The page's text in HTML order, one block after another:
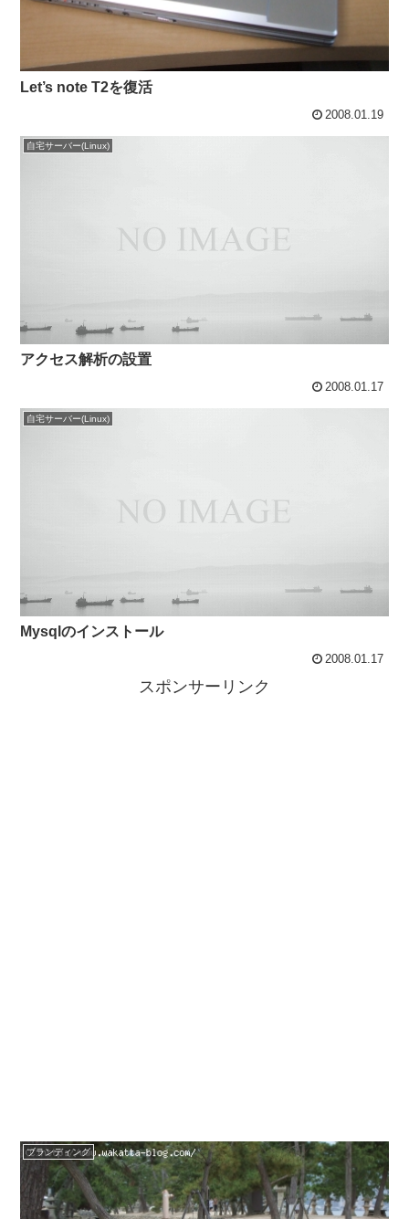
Let’s note T2を復活
2008.01.19
自宅サーバー(Linux)
アクセス解析の設置
2008.01.17
自宅サーバー(Linux)
Mysqlのインストール
2008.01.17
スポンサーリンク
ブランディング